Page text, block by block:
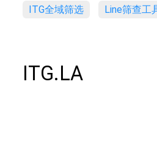
ITG全域筛选 Line筛查工
ITG.LA